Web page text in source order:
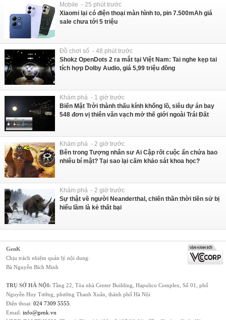
Mobile - 25 phút trước
Xiaomi lại có điện thoại màn hình to, pin 7.500mAh giá
sale chưa tới 5 triệu
Đồ chơi số - 48 phút trước
Shokz OpenDots 2 ra mắt tại Việt Nam: Tai nghe kẹp tai
tích hợp Dolby Audio, giá 5,99 triệu đồng
Khám phá - 1 giờ trước
Biến Mặt Trời thành thấu kính khổng lồ, siêu dự án bay
548 đơn vị thiên văn vạch mở thế giới ngoài Trái Đất
Khám phá - 2 giờ trước
Bên trong Tượng nhân sư Ai Cập rốt cuộc ẩn chứa bao
nhiêu bí mật? Tại sao lại cấm khảo sát khoa học?
Khám phá - 2 giờ trước
Sự thật về người Neanderthal, chiến thần thời tiền sử bị
hiểu lầm là kẻ thất bại
GenK
Chịu trách nhiệm quản lý nội dung:
Bà Nguyễn Bích Minh
TRỤ SỞ HÀ NỘI: Tầng 22, Tòa nhà Center Building, Hapulico Complex, Số 01, phố
Nguyễn Huy Tưởng, phường Thanh Xuân, thành phố Hà Nội
Điện thoại: 024 7309 5555
Email: info@genk.vn